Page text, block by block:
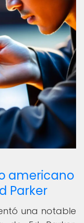
americano
Parker
una notable